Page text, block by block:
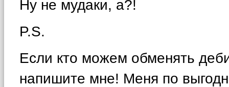
Ну не мудаки, а?!
P.S.
Если кто можем обменять
напишите мне! Меня по